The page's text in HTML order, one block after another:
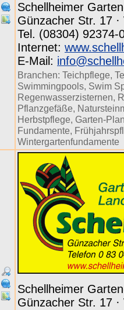
Schellheimer
Günzacher Str. 17
Tel. (08304) 92374-
Internet:
E-Mail:
Branchen: Teichpflege,
Swimmingpools, Swim
Regenwasserzisternen,
Pflanzgefäße,
Herbstpflege, Garten-
Fundamente,
Wintergartenfundamente
Schellheimer
Günzacher Str. 17